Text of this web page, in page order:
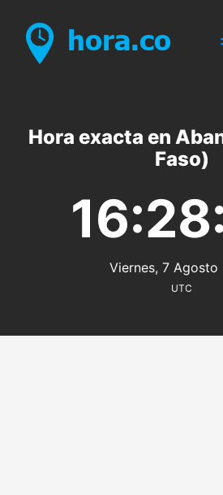
Hora exacta en
Faso)
Viernes, 7 Agosto
UTC